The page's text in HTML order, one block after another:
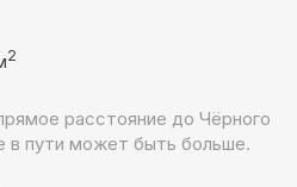
2
расстояние до Чёрного
в пути может быть больше.